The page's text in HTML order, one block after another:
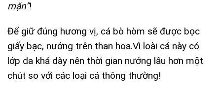
mặn”!
Để giữ đúng hương vị, cá bò hòm sẽ được bọc
giấy bạc, nướng trên than hoa.Vì loài cá này có
lớp da khá dày nên thời gian nướng lâu hơn một
chút so với các loại cá thông thường!